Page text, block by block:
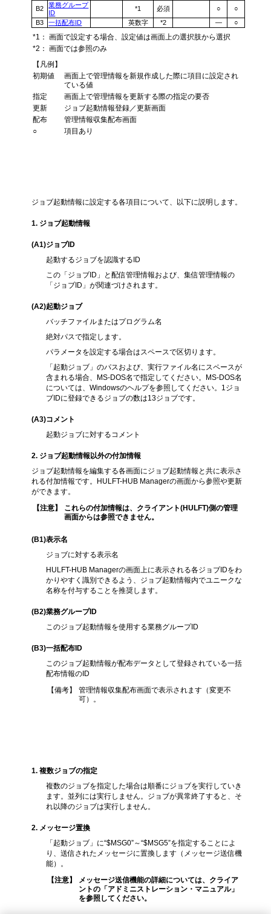
B2
業務グループ
ID
*1 必須 ○
○
B3
一括配布ID 英数字 *2 ― ○
*1： 画面で設定する場合、設定値は画面上の選択肢から選択
*2： 画面では参照のみ
【凡例】
初期値
画面上で管理情報を新規作成した際に項目に設定され
ている値
指定
画面上で管理情報を更新する際の指定の要否
更新
ジョブ起動情報登録／更新画面
配布
管理情報収集配布画面
○
項目あり
ジョブ起動情報に設定する各項目について、以下に説明します。
1. ジョブ起動情報
(A1)ジョブID
起動するジョブを認識するID
この「ジョブID」と配信管理情報および、集信管理情報の
「ジョブID」が関連づけされます。
(A2)起動ジョブ
バッチファイルまたはプログラム名
絶対パスで指定します。
パラメータを設定する場合はスペースで区切ります。
「起動ジョブ」のパスおよび、実行ファイル名にスペースが
含まれる場合、MS-DOS名で指定してください。MS-DOS名
については、Windowsのヘルプを参照してください。1ジョ
ブIDに登録できるジョブの数は13ジョブです。
(A3)コメント
起動ジョブに対するコメント
2. ジョブ起動情報以外の付加情報
ジョブ起動情報を編集する各画面にジョブ起動情報と共に表示さ
れる付加情報です。HULFT-HUB Managerの画面から参照や更新
ができます。
【注意】
これらの付加情報は、クライアント(HULFT)側の管理
画面からは参照できません。
(B1)表示名
ジョブに対する表示名
HULFT-HUB Managerの画面上に表示される各ジョブIDをわ
かりやすく識別できるよう、ジョブ起動情報内でユニークな
名称を付与することを推奨します。
(B2)業務グループID
このジョブ起動情報を使用する業務グループID
(B3)一括配布ID
このジョブ起動情報が配布データとして登録されている一括
配布情報のID
【備考】
管理情報収集配布画面で表示されます（変更不
可）。
1. 複数ジョブの指定
複数のジョブを指定した場合は順番にジョブを実行していき
ます。並列には実行しません。ジョブが異常終了すると、そ
れ以降のジョブは実行しません。
2. メッセージ置換
「起動ジョブ」に“$MSG0”～“$MSG5”を指定することによ
り、送信されたメッセージに置換します（メッセージ送信機
能）。
【注意】
メッセージ送信機能の詳細については、クライア
ントの「アドミニストレーション・マニュアル」
を参照してください。